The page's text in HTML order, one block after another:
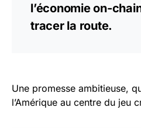
l’économie on-
tracer la route.
Une promesse ambitieuse,
l’Amérique au centre du jeu